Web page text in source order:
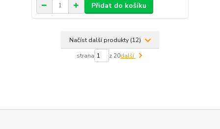
Přidat do košíku
Načíst další produkty (12)
strana z 20další